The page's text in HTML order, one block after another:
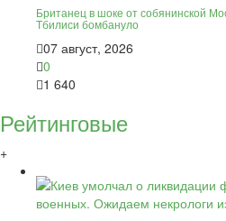
Британец в шоке от собянинской
Тбилиси бомбануло
07 август, 2026
0
1 640
Рейтинговые
+